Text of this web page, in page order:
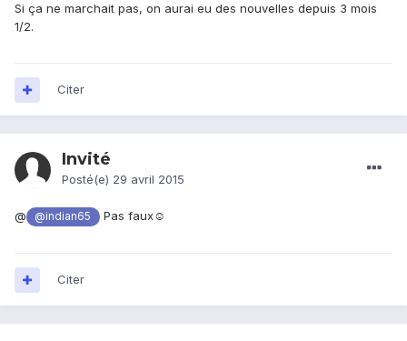
Si ça ne marchait pas, on aurai eu des nouvelles depuis 3 mois
1/2.
Citer
Invité
Posté(e) 29 avril 2015
@ @indian65 Pas faux☺
Citer